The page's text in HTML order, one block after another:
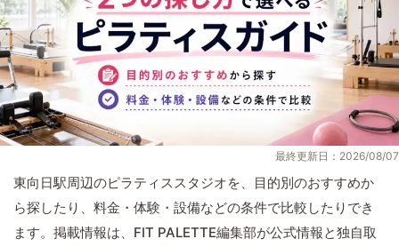
最終更新日：2026/08/07
東向日駅周辺のピラティススタジオを、目的別のおすすめか
ら探したり、料金・体験・設備などの条件で比較したりでき
ます。掲載情報は、FIT PALETTE編集部が公式情報と独自取